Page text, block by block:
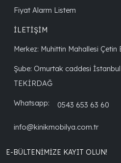
Fiyat Alarm Listem
İLETİŞİM
Merkez: Muhittin Mahallesi Çetin
Şube: Omurtak caddesi İstanbul
TEKİRDAĞ
Whatsapp: 0543 653 63 60
info@kinikmobilya.com.tr
E-BÜLTENIMIZE KAYIT OLUN!